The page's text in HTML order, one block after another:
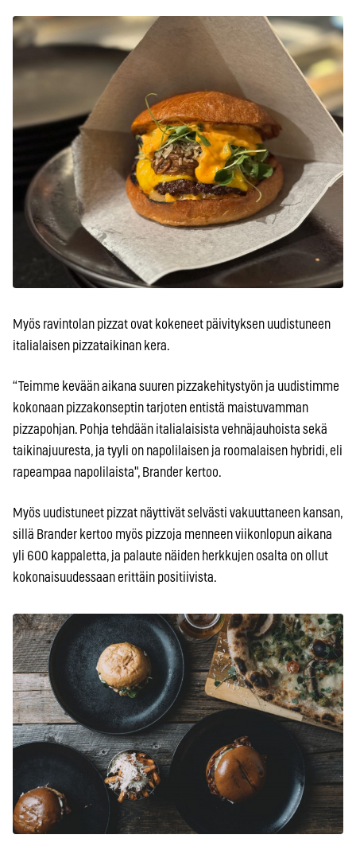
Myös ravintolan pizzat ovat kokeneet päivityksen uudistuneen
italialaisen pizzataikinan kera.
“Teimme kevään aikana suuren pizzakehitystyön ja uudistimme
kokonaan pizzakonseptin tarjoten entistä maistuvamman
pizzapohjan. Pohja tehdään italialaisista vehnäjauhoista sekä
taikinajuuresta, ja tyyli on napolilaisen ja roomalaisen hybridi, eli
rapeampaa napolilaista", Brander kertoo.
Myös uudistuneet pizzat näyttivät selvästi vakuuttaneen kansan,
sillä Brander kertoo myös pizzoja menneen viikonlopun aikana
yli 600 kappaletta, ja palaute näiden herkkujen osalta on ollut
kokonaisuudessaan erittäin positiivista.